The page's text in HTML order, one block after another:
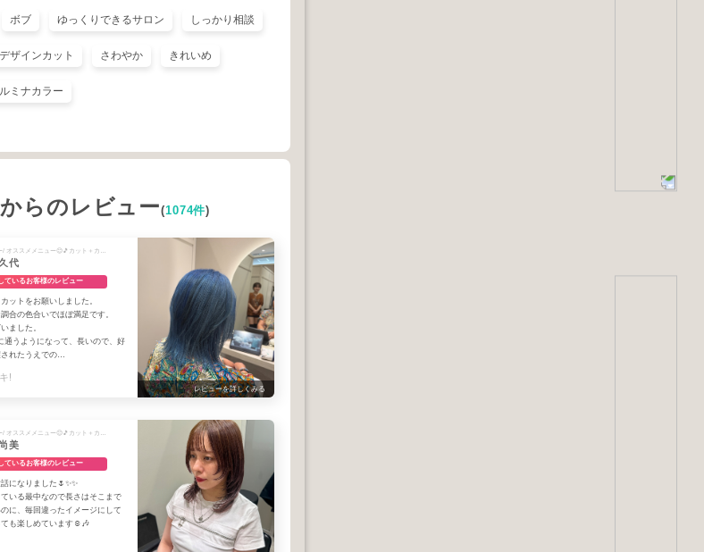
ボブ ゆっくりできるサロン しっかり相談
デザインカット さわやか きれいめ
ミナカラー
らのレビュー(1074件)
代
ているお客様のレビュー
ットをお願いしました。
合の色合いでほぼ満足です。
ました。
通うようになって、長いので、好
れたうえでの
!
レビューを詳しくみる
美
ているお客様のレビュー
になりました🌷✨✨
いる最中なので長さはそこまで
に、毎回違ったイメージにして
ても楽しめています☺️🎶